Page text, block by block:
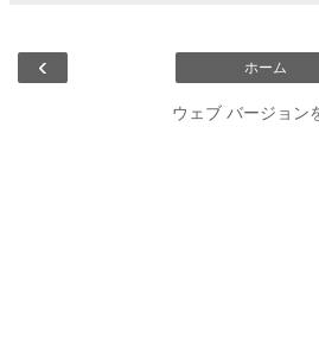
‹ ホーム
ウェブ バージョン